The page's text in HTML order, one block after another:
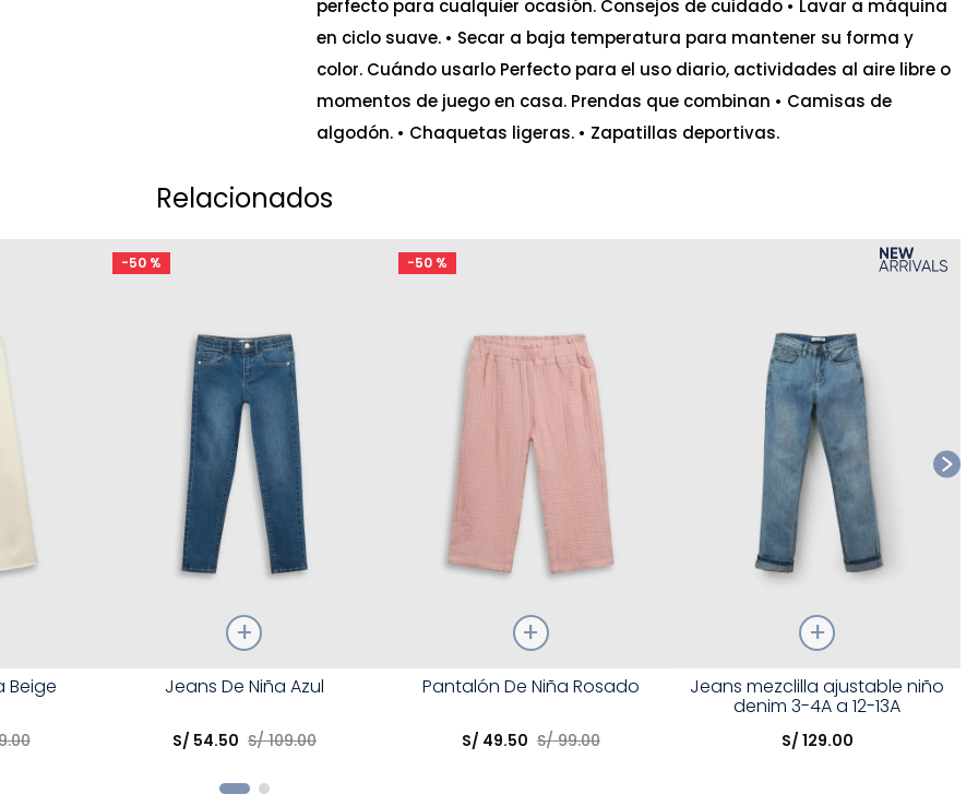
perfecto para cualquier ocasión. Consejos de cuidado • Lavar a máquina
en ciclo suave. • Secar a baja temperatura para mantener su forma y
color. Cuándo usarlo Perfecto para el uso diario, actividades al aire libre o
momentos de juego en casa. Prendas que combinan • Camisas de
algodón. • Chaquetas ligeras. • Zapatillas deportivas.
Relacionados
Beige
.00
-50 %
Jeans De Niña Azul
S/ 54.50 S/ 109.00
-50 %
TallaPantalón De Niña Rosado
S/ 49.50 S/ 99.00
Talla
Elige una opción
Jeans mezclilla ajustable niño
denim 3-4A a 12-13A
S/ 129.00